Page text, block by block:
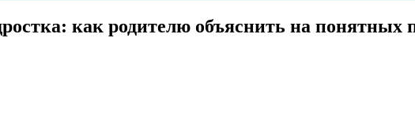
как родителю объяснить на понятных